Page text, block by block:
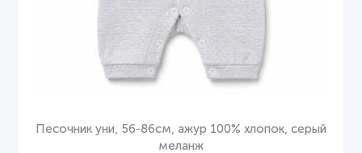
Песочник уни, 56-86см, ажур 100% хлопок, серый
меланж